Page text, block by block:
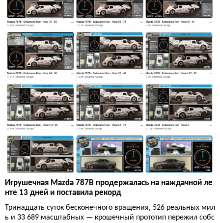
Игрушечная Mazda 787B продержалась на наждачной ле
нте 13 дней и поставила рекорд
Тринадцать суток бесконечного вращения, 526 реальных мил
ь и 33 689 масштабных — крошечный прототип пережил собс